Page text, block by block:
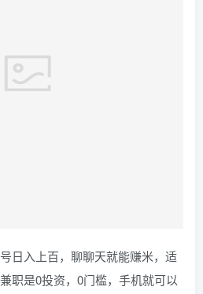
日入上百，聊聊天就能赚米，适
职是0投资，0门槛，手机就可以